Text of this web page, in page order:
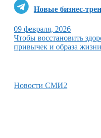
Новые бизнес-
09 февраля, 2026
Чтобы восстановить
привычек и образа жизни
Новости СМИ2